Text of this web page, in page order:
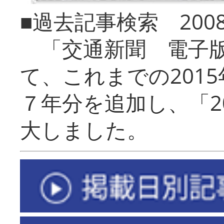
■過去記事検索
「交通新聞 電子
て、これまでの
７年分を追加し、「
大しまし